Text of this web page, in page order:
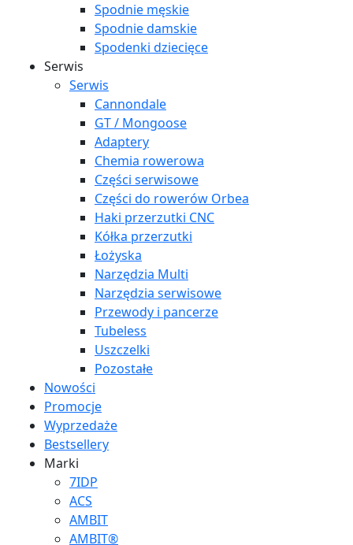
Spodnie męskie
Spodnie damskie
Spodenki dziecięce
Serwis
Serwis
Cannondale
GT / Mongoose
Adaptery
Chemia rowerowa
Części serwisowe
Części do rowerów Orbea
Haki przerzutki CNC
Kółka przerzutki
Łożyska
Narzędzia Multi
Narzędzia serwisowe
Przewody i pancerze
Tubeless
Uszczelki
Pozostałe
Nowości
Promocje
Wyprzedaże
Bestsellery
Marki
7IDP
ACS
AMBIT
AMBIT®